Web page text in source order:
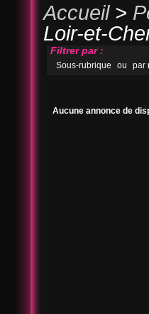
Accueil>
Loir-et-
Filtrer par :
Sous-rubrique ou par
Aucune annonce de